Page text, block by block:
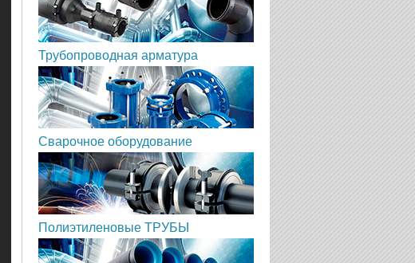
Трубопроводная арматура
Сварочное оборудование
Полиэтиленовые ТРУБЫ